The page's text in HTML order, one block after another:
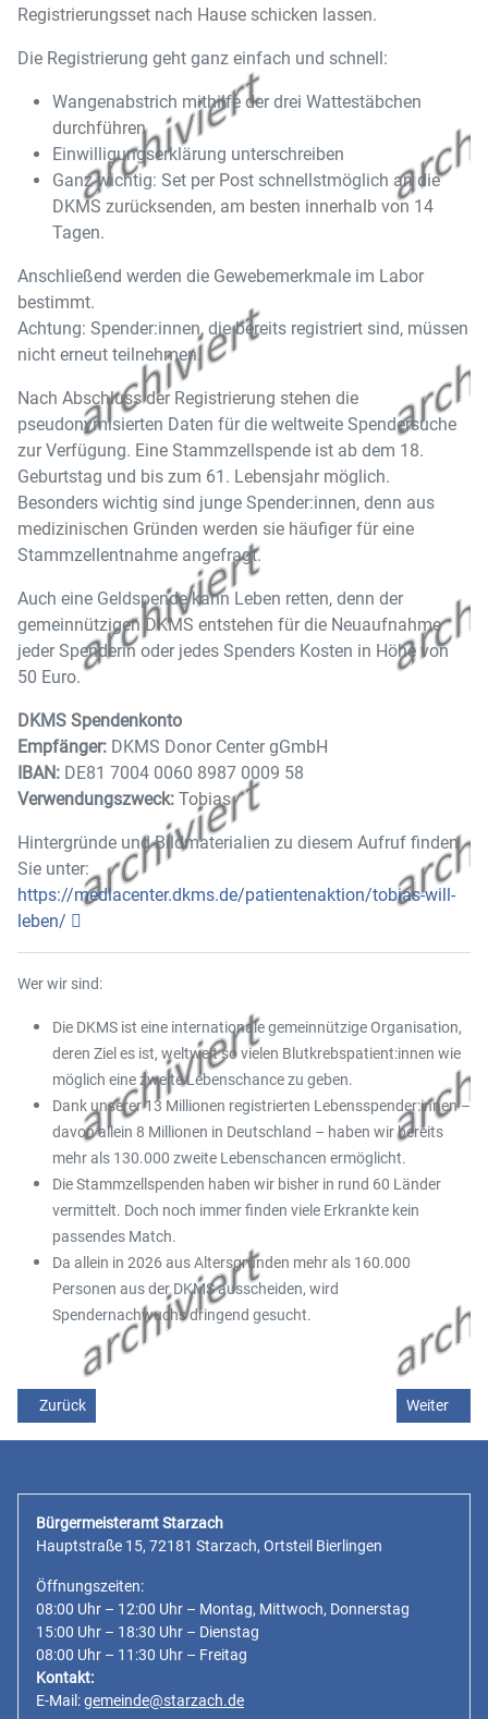
Registrierungsset nach Hause schicken lassen.
Die Registrierung geht ganz einfach und schnell:
Wangenabstrich mithilfe der drei Wattestäbchen
durchführen
Einwilligungserklärung unterschreiben
Ganz wichtig: Set per Post schnellstmöglich an die
DKMS zurücksenden, am besten innerhalb von 14
Tagen.
Anschließend werden die Gewebemerkmale im Labor
bestimmt.
Achtung: Spender:innen, die bereits registriert sind, müssen
nicht erneut teilnehmen.
Nach Abschluss der Registrierung stehen die
pseudonymisierten Daten für die weltweite Spendersuche
zur Verfügung. Eine Stammzellspende ist ab dem 18.
Geburtstag und bis zum 61. Lebensjahr möglich.
Besonders wichtig sind junge Spender:innen, denn aus
medizinischen Gründen werden sie häufiger für eine
Stammzellentnahme angefragt.
Auch eine Geldspende kann Leben retten, denn der
gemeinnützigen DKMS entstehen für die Neuaufnahme
jeder Spenderin oder jedes Spenders Kosten in Höhe von
50 Euro.
DKMS Spendenkonto
Empfänger: DKMS Donor Center gGmbH
IBAN: DE81 7004 0060 8987 0009 58
Verwendungszweck: Tobias
Hintergründe und Bildmaterialien zu diesem Aufruf finden
Sie unter:
https://mediacenter.dkms.de/patientenaktion/tobias-will-
leben/
Wer wir sind:
Die DKMS ist eine internationale gemeinnützige Organisation,
deren Ziel es ist, weltweit so vielen Blutkrebspatient:innen wie
möglich eine zweite Lebenschance zu geben.
Dank unserer 13 Millionen registrierten Lebensspender:innen –
davon allein 8 Millionen in Deutschland – haben wir bereits
mehr als 130.000 zweite Lebenschancen ermöglicht.
Die Stammzellspenden haben wir bisher in rund 60 Länder
vermittelt. Doch noch immer finden viele Erkrankte kein
passendes Match.
Da allein in 2026 aus Altersgründen mehr als 160.000
Personen aus der DKMS ausscheiden, wird
Spendernachwuchs dringend gesucht.
Vorheriger Beitrag: Jahresbescheid Wasser / Abwasser für das
Zurück Nächster
Weiter
Bürgermeisteramt Starzach
Hauptstraße 15, 72181 Starzach, Ortsteil Bierlingen
Öffnungszeiten:
08:00 Uhr – 12:00 Uhr – Montag, Mittwoch, Donnerstag
15:00 Uhr – 18:30 Uhr – Dienstag
08:00 Uhr – 11:30 Uhr – Freitag
Kontakt:
E-Mail:gemeinde@starzach.de